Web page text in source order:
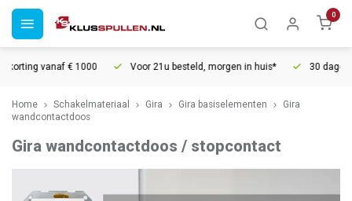
0
Voor 21u besteld, morgen in huis* 30 dagen retourrecht
Home Schakelmateriaal Gira Gira basiselementen
Gira
wandcontactdoos
Gira wandcontactdoos / stopcontact